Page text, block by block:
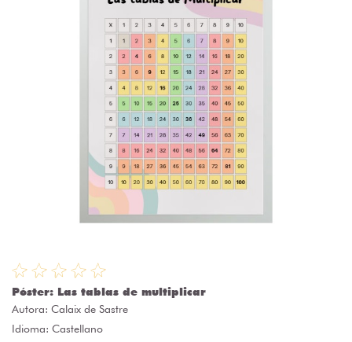
Póster: Las tablas de multiplicar
Autora: Calaix de Sastre
Idioma: Castellano